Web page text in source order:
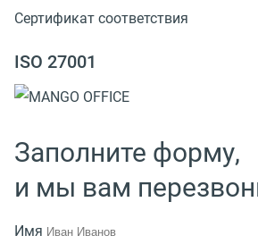
Сертификат соответствия
ISO 27001
Заполните форму,
и мы вам
Имя